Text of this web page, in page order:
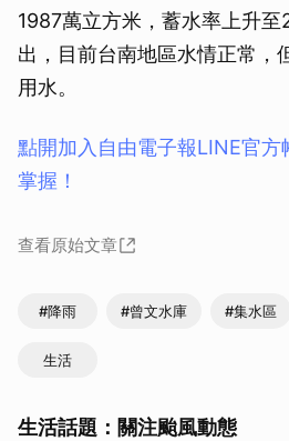
1987萬立方米，蓄水率上升
出，目前台南地區水情正常，
用水。
點開加入自由電子報LINE官
掌握！
查看原始文章
#降雨 #曾文水庫 #集水區
生活
生活話題：關注颱風動態